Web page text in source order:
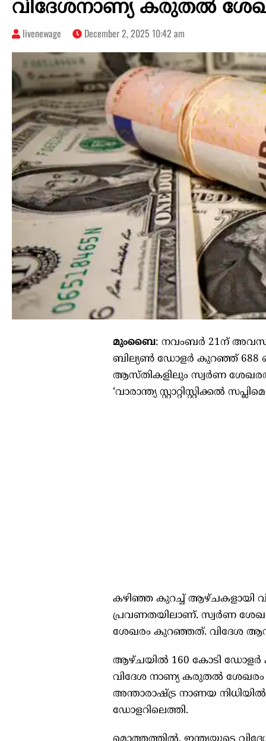
വിദേശനാണ്യ കരുതല്‍
livenewage December 2, 2025 10:42 am
മുംബൈ: നവംബര്‍ 21ന്
ബില്യണ്‍ ഡോളര്‍ കുറഞ്ഞ് 688
ആസ്തികളിലും സ്വര്‍ണ
‘വാരാന്ത്യ സ്റ്റാറ്റിസ്റ്റിക്കല്‍
കഴിഞ്ഞ കുറച്ച് ആഴ്ചകളായി
പ്രവണതയിലാണ്. സ്വര്‍ണ
ശേഖരം കുറഞ്ഞത്. വിദേശ
ആഴ്ചയില്‍ 160 കോടി ഡോളര്‍
വിദേശ നാണ്യ കരുതല്‍ ശേഖരം
അന്താരാഷ്ട്ര നാണയ
ഡോളറിലെത്തി.